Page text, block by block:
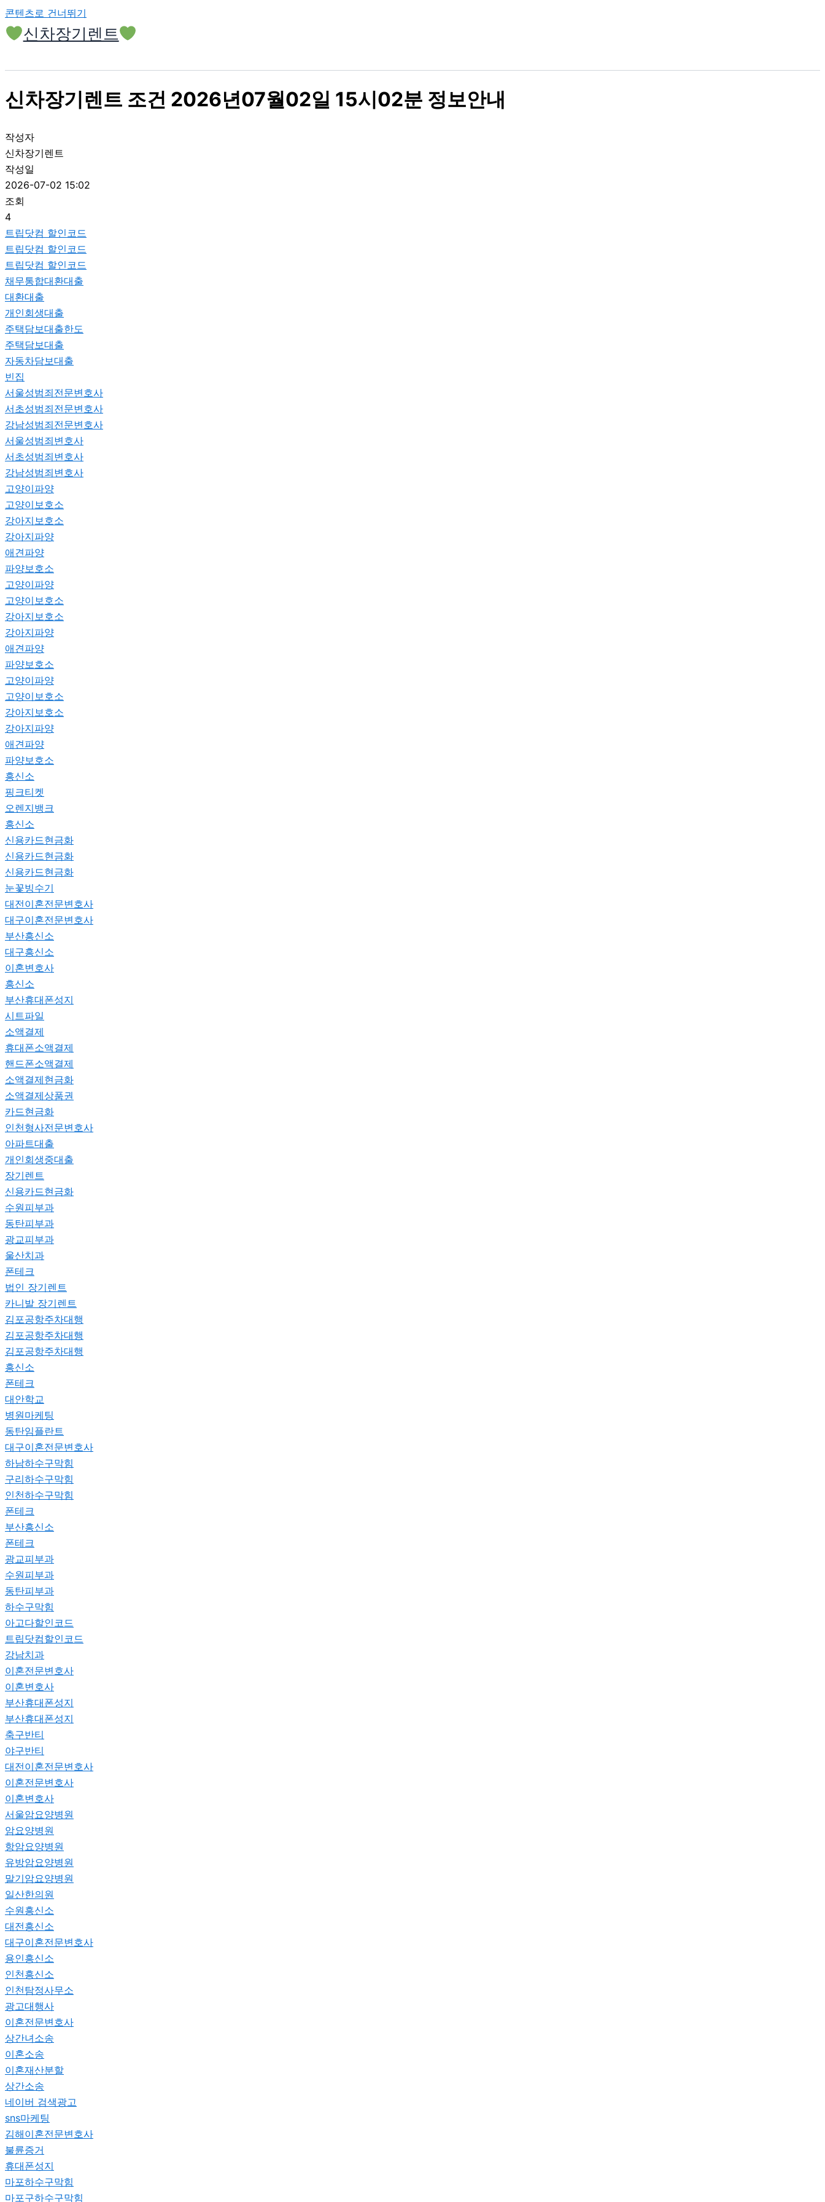
콘텐츠로 건너뛰기
신차장기렌트
신차장기렌트 조건 2026년07월02일 15시02분 정보안내
작성자
신차장기렌트
작성일
2026-07-02 15:02
조회
4
트립닷컴 할인코드
트립닷컴 할인코드
트립닷컴 할인코드
채무통합대환대출
대환대출
개인회생대출
주택담보대출한도
주택담보대출
자동차담보대출
빈집
서울성범죄전문변호사
서초성범죄전문변호사
강남성범죄전문변호사
서울성범죄변호사
서초성범죄변호사
강남성범죄변호사
고양이파양
고양이보호소
강아지보호소
강아지파양
애견파양
파양보호소
고양이파양
고양이보호소
강아지보호소
강아지파양
애견파양
파양보호소
고양이파양
고양이보호소
강아지보호소
강아지파양
애견파양
파양보호소
흥신소
핑크티켓
오렌지뱅크
흥신소
신용카드현금화
신용카드현금화
신용카드현금화
눈꽃빙수기
대전이혼전문변호사
대구이혼전문변호사
부산흥신소
대구흥신소
이혼변호사
흥신소
부산휴대폰성지
시트파일
소액결제
휴대폰소액결제
핸드폰소액결제
소액결제현금화
소액결제상품권
카드현금화
인천형사전문변호사
아파트대출
개인회생중대출
장기렌트
신용카드현금화
수원피부과
동탄피부과
광교피부과
울산치과
폰테크
법인 장기렌트
카니발 장기렌트
김포공항주차대행
김포공항주차대행
김포공항주차대행
흥신소
폰테크
대안학교
병원마케팅
동탄임플란트
대구이혼전문변호사
하남하수구막힘
구리하수구막힘
인천하수구막힘
폰테크
부산흥신소
폰테크
광교피부과
수원피부과
동탄피부과
하수구막힘
아고다할인코드
트립닷컴할인코드
강남치과
이혼전문변호사
이혼변호사
부산휴대폰성지
부산휴대폰성지
축구반티
야구반티
대전이혼전문변호사
이혼전문변호사
이혼변호사
서울암요양병원
암요양병원
항암요양병원
유방암요양병원
말기암요양병원
일산한의원
수원흥신소
대전흥신소
대구이혼전문변호사
용인흥신소
인천흥신소
인천탐정사무소
광고대행사
이혼전문변호사
상간녀소송
이혼소송
이혼재산분할
상간소송
네이버 검색광고
sns마케팅
김해이혼전문변호사
불륜증거
휴대폰성지
마포하수구막힘
마포구하수구막힘